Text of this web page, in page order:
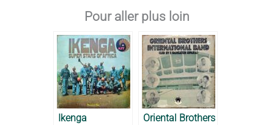
Pour aller plus loin
Ikenga
Oriental Brothers